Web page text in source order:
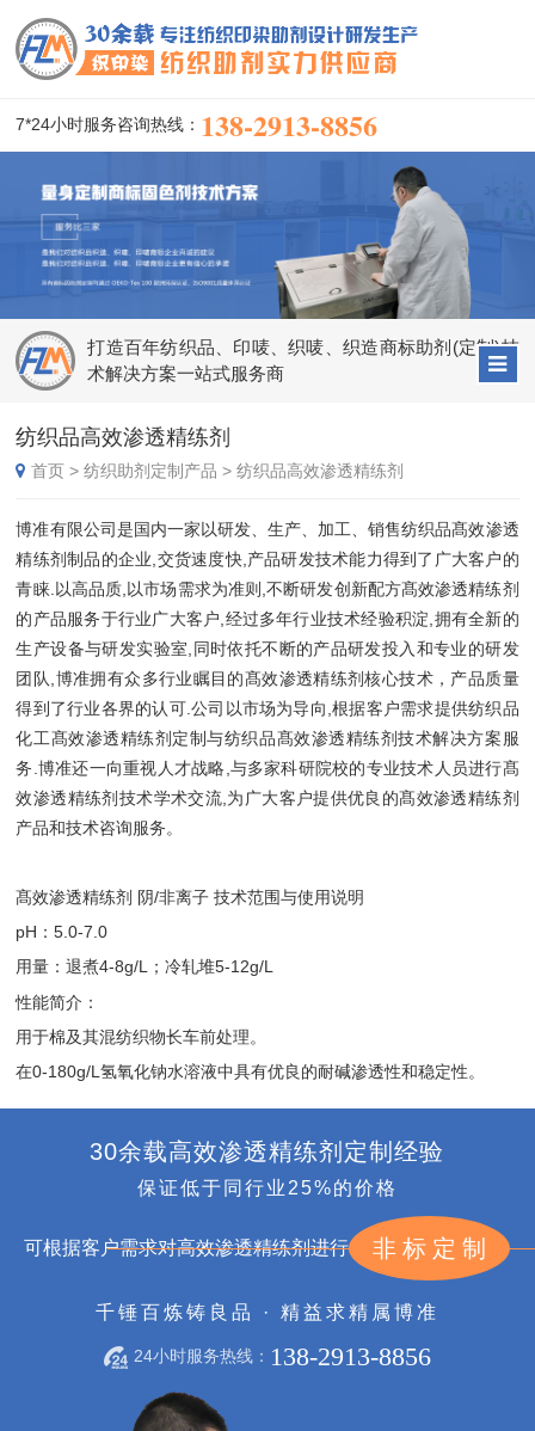
7*24小时服务咨询热线： 138-2913-8856
打造百年纺织品、印唛、织唛、织造商标助剂(定制)技
术解决方案一站式服务商
纺织品高效渗透精练剂
首页 >纺织助剂定制产品 >纺织品高效渗透精练剂
博准有限公司是国内一家以研发、生产、加工、销售纺织品髙效渗透
精练剂制品的企业,交货速度快,产品研发技术能力得到了广大客户的
青睐.以高品质,以市场需求为准则,不断研发创新配方髙效渗透精练剂
的产品服务于行业广大客户,经过多年行业技术经验积淀,拥有全新的
生产设备与研发实验室,同时依托不断的产品研发投入和专业的研发
团队,博准拥有众多行业瞩目的髙效渗透精练剂核心技术，产品质量
得到了行业各界的认可.公司以市场为导向,根据客户需求提供纺织品
化工髙效渗透精练剂定制与纺织品髙效渗透精练剂技术解决方案服
务.博准还一向重视人才战略,与多家科研院校的专业技术人员进行髙
效渗透精练剂技术学术交流,为广大客户提供优良的髙效渗透精练剂
产品和技术咨询服务。
髙效渗透精练剂 阴/非离子 技术范围与使用说明
pH：5.0-7.0
用量：退煮4-8g/L；冷轧堆5-12g/L
性能简介：
用于棉及其混纺织物长车前处理。
在0-180g/L氢氧化钠水溶液中具有优良的耐碱渗透性和稳定性。
30余载高效渗透精练剂定制经验
保证低于同行业25%的价格
可根据客户需求对高效渗透精练剂进行 非标定制
千锤百炼铸良品 · 精益求精属博准
24小时服务热线： 138-2913-8856